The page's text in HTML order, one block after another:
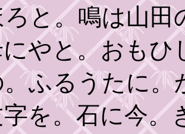
と。鳴は山田
やと。おもひ
ふるうたに。
を。石に今。